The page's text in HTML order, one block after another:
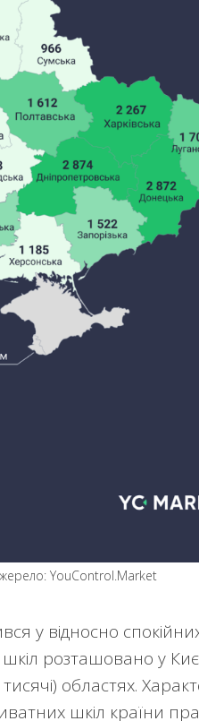
YouControl.Market
у відносно
розташовано у
тисячі) областях.
шкіл країни